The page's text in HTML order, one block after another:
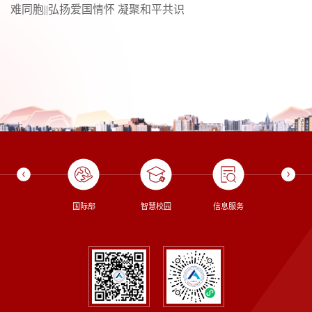
难同胞||弘扬爱国情怀 凝聚和平共识
国际部 智慧校园 信息服务